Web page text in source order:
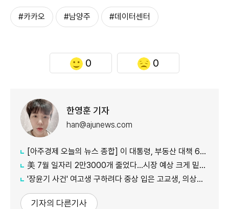
#카카오 #남양주 #데이터센터
0 0
한영훈 기자
han@ajunews.com
[아주경제 오늘의 뉴스 종합] 이 대통령, 부동산 대책 6시간 점검…"기존 방식 벗어나 과감히 실행" 外
美 7월 일자리 2만3000개 줄었다…시장 예상 크게 밑돈 '고용 쇼크'
'장윤기 사건' 여고생 구하려다 중상 입은 고교생, 의상자 인정
기자의 다른기사